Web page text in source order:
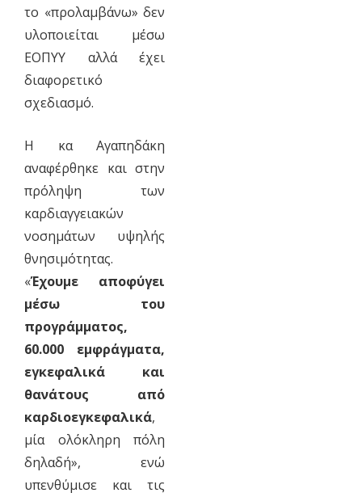
το «προλαμβάνω» δεν
υλοποιείται μέσω
ΕΟΠΥΥ αλλά έχει
διαφορετικό
σχεδιασμό.
Η κα Αγαπηδάκη
αναφέρθηκε και στην
πρόληψη των
καρδιαγγειακών
νοσημάτων υψηλής
θνησιμότητας.
«Έχουμε αποφύγει
μέσω του
προγράμματος,
60.000 εμφράγματα,
εγκεφαλικά και
θανάτους από
καρδιοεγκεφαλικά,
μία ολόκληρη πόλη
δηλαδή», ενώ
υπενθύμισε και τις